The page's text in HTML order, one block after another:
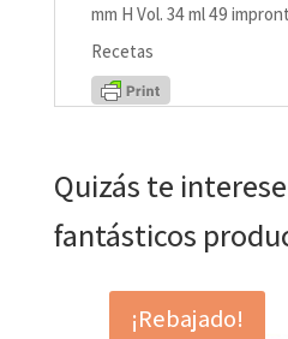
mm H Vol. 34 ml 49
Recetas
Quizás te
fantásticos
¡Rebajado!